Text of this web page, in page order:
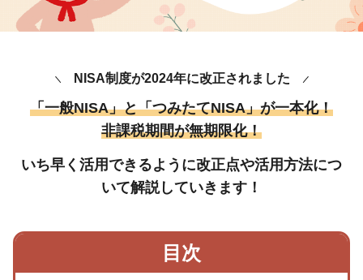
NISA制度が2024年に改正されました
「一般NISA」と「つみたてNISA」が一本化！
非課税期間が無期限化！
いち早く活用できるように改正点や活用方法につ
いて解説していきます！
目次